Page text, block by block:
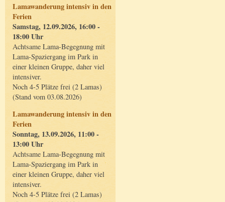
Lamawanderung intensiv in den
Ferien
Samstag, 12.09.2026, 16:00 -
18:00 Uhr
Achtsame Lama-Begegnung mit
Lama-Spaziergang im Park in
einer kleinen Gruppe, daher viel
intensiver.
Noch 4-5 Plätze frei (2 Lamas)
(Stand vom 03.08.2026)
Lamawanderung intensiv in den
Ferien
Sonntag, 13.09.2026, 11:00 -
13:00 Uhr
Achtsame Lama-Begegnung mit
Lama-Spaziergang im Park in
einer kleinen Gruppe, daher viel
intensiver.
Noch 4-5 Plätze frei (2 Lamas)